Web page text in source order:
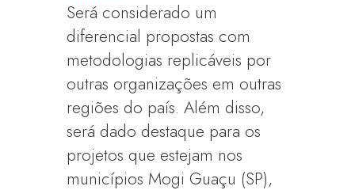
Será considerado um
diferencial propostas com
metodologias replicáveis por
outras organizações em outras
regiões do país. Além disso,
será dado destaque para os
projetos que estejam nos
municípios Mogi Guaçu (SP),